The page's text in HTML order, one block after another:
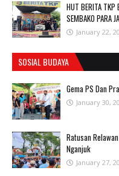
HUT BERITA TKP
SEMBAKO PARA
January 22,
SOSIAL BUDAYA
Gema PS Dan
January 30,
Ratusan
Nganjuk
January 27,